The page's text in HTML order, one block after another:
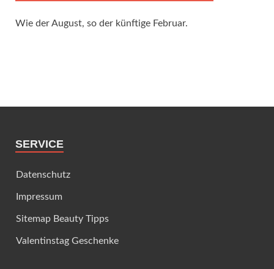
Wie der August, so der künftige Februar.
SERVICE
Datenschutz
Impressum
Sitemap Beauty Tipps
Valentinstag Geschenke